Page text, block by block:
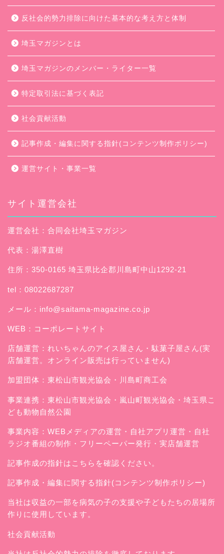
反社会的勢力排除に向けた基本的な考え方と体制
埼玉マガジンとは
埼玉マガジンのメンバー・ライター一覧
特定取引法に基づく表記
社会貢献活動
記事作成・編集に関する指針(コンテンツ制作ポリシー)
運営サイト・事業一覧
サイト運営会社
運営会社：合同会社埼玉マガジン
代表：湯澤直樹
住所：350-0165 埼玉県比企郡川島町中山1292-21
tel：08022687287
メール： info@saitama-magazine.co.jp
WEB： コーポレートサイト
店舗運営： れいちゃんのアイス屋さん ・駄菓子屋さん(実
店舗運営。オンライン販売は行っていません)
加盟団体：東松山市観光協会・川島町商工会
事業連携：東松山市観光協会・嵐山町観光協会・埼玉県こ
ども動物自然公園
事業内容：WEBメディアの運営・自社アプリ運営・自社
ラジオ番組の制作・フリーペーパー発行・実店舗運営
記事作成の指針はこちらを確認ください。
記事作成・編集に関する指針(コンテンツ制作ポリシー)
当社は収益の一部を病気の子の支援や子どもたちの居場所
作りに使用しています。
社会貢献活動